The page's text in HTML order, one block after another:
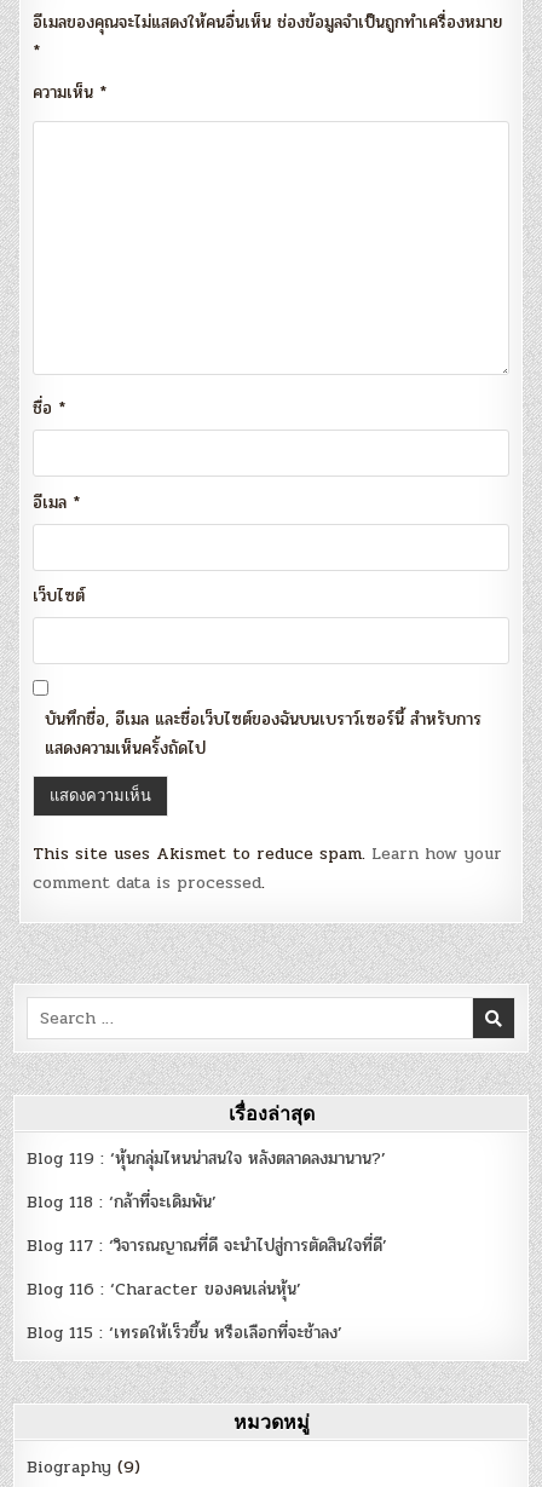
อีเมลของคุณจะไม่แสดงให้คนอื่นเห็น ช่องข้อมูลจำเป็นถูกทำเครื่องหมาย
*
ความเห็น *
ชื่อ *
อีเมล *
เว็บไซต์
บันทึกชื่อ, อีเมล และชื่อเว็บไซต์ของฉันบนเบราว์เซอร์นี้ สำหรับการ
แสดงความเห็นครั้งถัดไป
This site uses Akismet to reduce spam. Learn how your
comment data is processed.
Search
for:
เรื่องล่าสุด
Blog 119 : ‘หุ้นกลุ่มไหนน่าสนใจ หลังตลาดลงมานาน?’
Blog 118 : ‘กล้าที่จะเดิมพัน’
Blog 117 : ‘วิจารณญาณที่ดี จะนำไปสู่การตัดสินใจที่ดี’
Blog 116 : ‘Character ของคนเล่นหุ้น’
Blog 115 : ‘เทรดให้เร็วขึ้น หรือเลือกที่จะช้าลง’
หมวดหมู่
Biography (9)